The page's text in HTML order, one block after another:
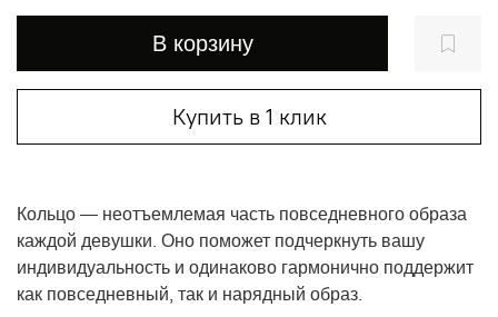
В корзину
Купить в 1 клик
Кольцо — неотъемлемая часть повседневного образа
каждой девушки. Оно поможет подчеркнуть вашу
индивидуальность и одинаково гармонично поддержит
как повседневный, так и нарядный образ.